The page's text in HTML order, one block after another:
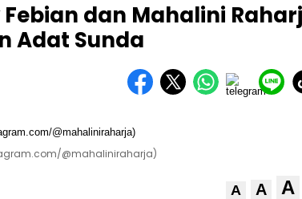
dan Mahalini
Adat Sunda
@mahaliniraharja)
A A A